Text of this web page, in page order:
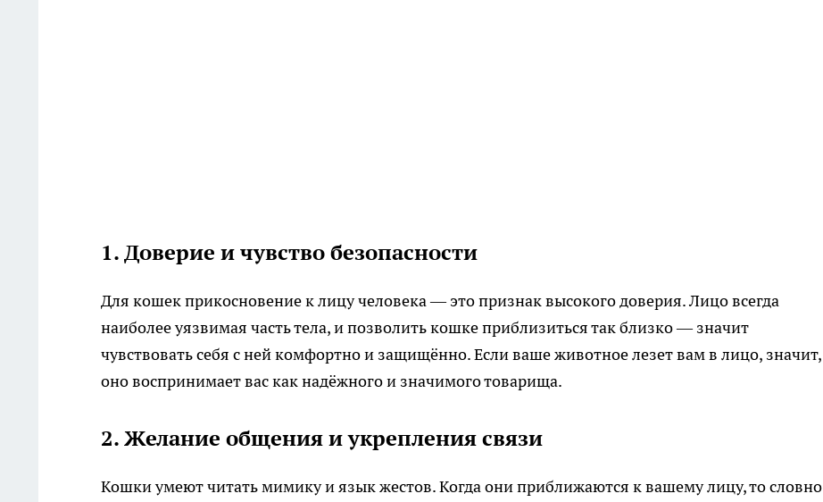
1. Доверие и чувство безопасности
Для кошек прикосновение к лицу человека — это признак высокого доверия. Лицо всегда
наиболее уязвимая часть тела, и позволить кошке приблизиться так близко — значит
чувствовать себя с ней комфортно и защищённо. Если ваше животное лезет вам в лицо, значит,
оно воспринимает вас как надёжного и значимого товарища.
2. Желание общения и укрепления связи
Кошки умеют читать мимику и язык жестов. Когда они приближаются к вашему лицу, то словно